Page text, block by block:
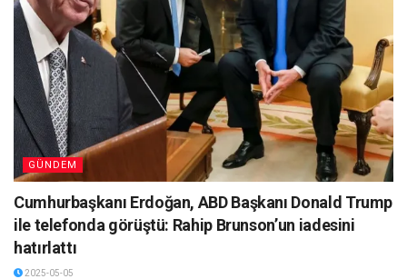
GÜNDEM
Cumhurbaşkanı Erdoğan, ABD Başkanı Donald Trump
ile telefonda görüştü: Rahip Brunson’un iadesini
hatırlattı
2025-05-05